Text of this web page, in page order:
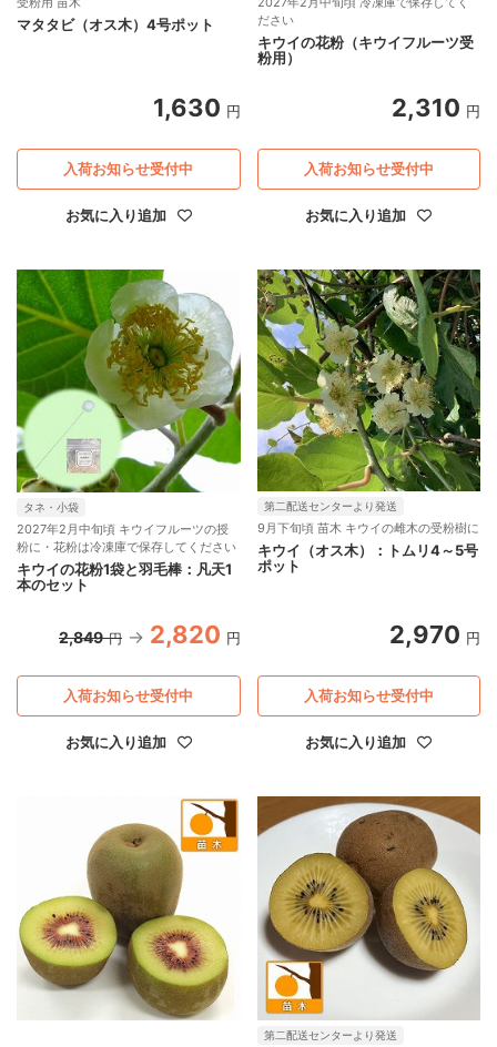
マタタビ（オス木）4号ポット
1,630 円
お気に入り追加
入荷お知らせ受付中
ださい
キウイの花粉（キウイフルーツ受
粉用）
2,310 円
お気に入り追加
入荷お知らせ受付中
タネ・小袋
2027年2月中旬頃 キウイフルーツの授
粉に・花粉は冷凍庫で保存してください
キウイの花粉1袋と羽毛棒：凡天1
本のセット
2,849 円 2,820 円
お気に入り追加
入荷お知らせ受付中
第二配送センターより発送
9月下旬頃 苗木 キウイの雌木の受粉樹に
キウイ（オス木）：トムリ4～5号
ポット
2,970 円
お気に入り追加
入荷お知らせ受付中
第二配送センターより発送